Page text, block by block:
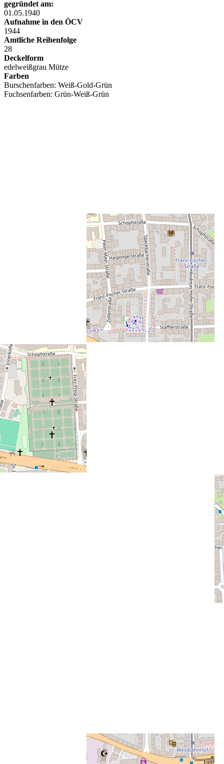
gegründet am:
01.05.1940
Aufnahme in den ÖCV
1944
Amtliche Reihenfolge
28
Deckelform
edelweißgrau Mütze
Farben
Burschenfarben: Weiß-Gold-Grün
Fuchsenfarben: Grün-Weiß-Grün